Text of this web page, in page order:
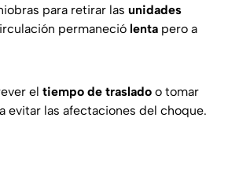
para retirar las unidades
permaneció lenta pero a
el tiempo de traslado o tomar
evitar las afectaciones del choque.